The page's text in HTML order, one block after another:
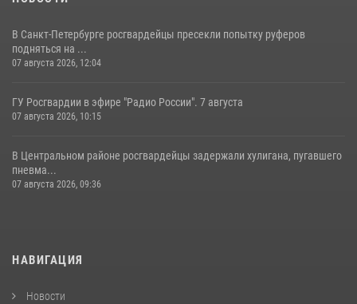
В Санкт-Петербурге росгвардейцы пресекли попытку руферов
подняться на ...
07 августа 2026, 12:04
ГУ Росгвардии в эфире "Радио России". 7 августа
07 августа 2026, 10:15
В Центральном районе росгвардейцы задержали хулигана, пугавшего
пневма...
07 августа 2026, 09:36
НАВИГАЦИЯ
Новости